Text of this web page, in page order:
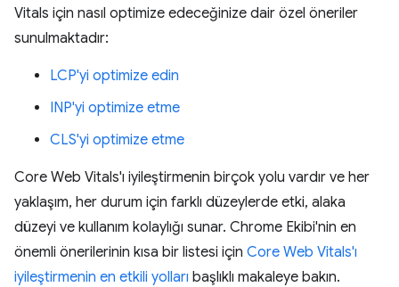
Vitals için nasıl optimize edeceğinize dair özel öneriler
sunulmaktadır:
LCP'yi optimize edin
INP'yi optimize etme
CLS'yi optimize etme
Core Web Vitals'ı iyileştirmenin birçok yolu vardır ve her
yaklaşım, her durum için farklı düzeylerde etki, alaka
düzeyi ve kullanım kolaylığı sunar. Chrome Ekibi'nin en
önemli önerilerinin kısa bir listesi için Core Web Vitals'ı
iyileştirmenin en etkili yolları başlıklı makaleye bakın.